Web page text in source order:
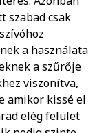
szabad csak
a használata
a szűrője
viszonítva,
amikor kissé el
elég felület